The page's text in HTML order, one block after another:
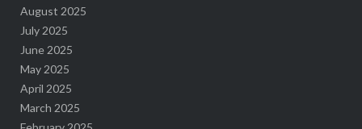
August 2025
July 2025
June 2025
May 2025
April 2025
March 2025